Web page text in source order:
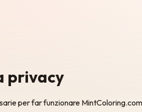
privacy
per far funzionare